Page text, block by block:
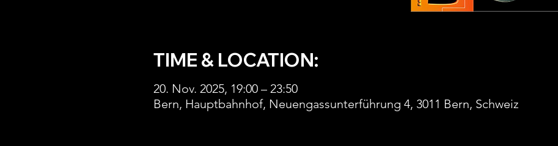
TIME & LOCATION:
20. Nov. 2025, 19:00 – 23:50
Bern, Hauptbahnhof, Neuengassunterführung 4, 3011 Bern, Schweiz